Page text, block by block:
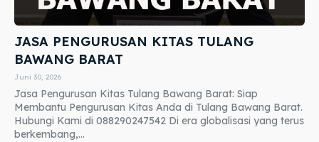
JASA PENGURUSAN KITAS TULANG
BAWANG BARAT
Juni 30, 2026
Jasa Pengurusan Kitas Tulang Bawang Barat: Siap
Membantu Pengurusan Kitas Anda di Tulang Bawang Barat.
Hubungi Kami di 088290247542 Di era globalisasi yang terus
berkembang,...